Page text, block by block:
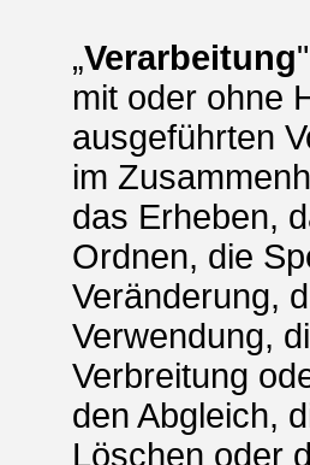
„Verarbeitung
mit oder ohne
ausgeführten
im
das Erheben,
Ordnen, die
Veränderung,
Verwendung,
Verbreitung
den Abgleich,
Löschen oder